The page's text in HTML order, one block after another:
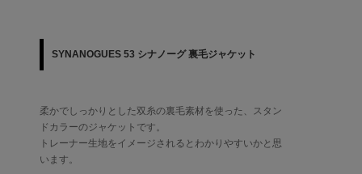
SYNANOGUES 53 シナノーグ 裏毛ジャケット
柔かでしっかりとした双糸の裏毛素材を使った、スタン
ドカラーのジャケットです。
トレーナー生地をイメージされるとわかりやすいかと思
います。